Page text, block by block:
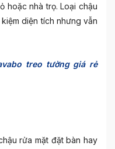
hoặc nhà trọ. Loại chậu
diện tích nhưng vẫn
treo tường giá rẻ
rửa mặt đặt bàn hay